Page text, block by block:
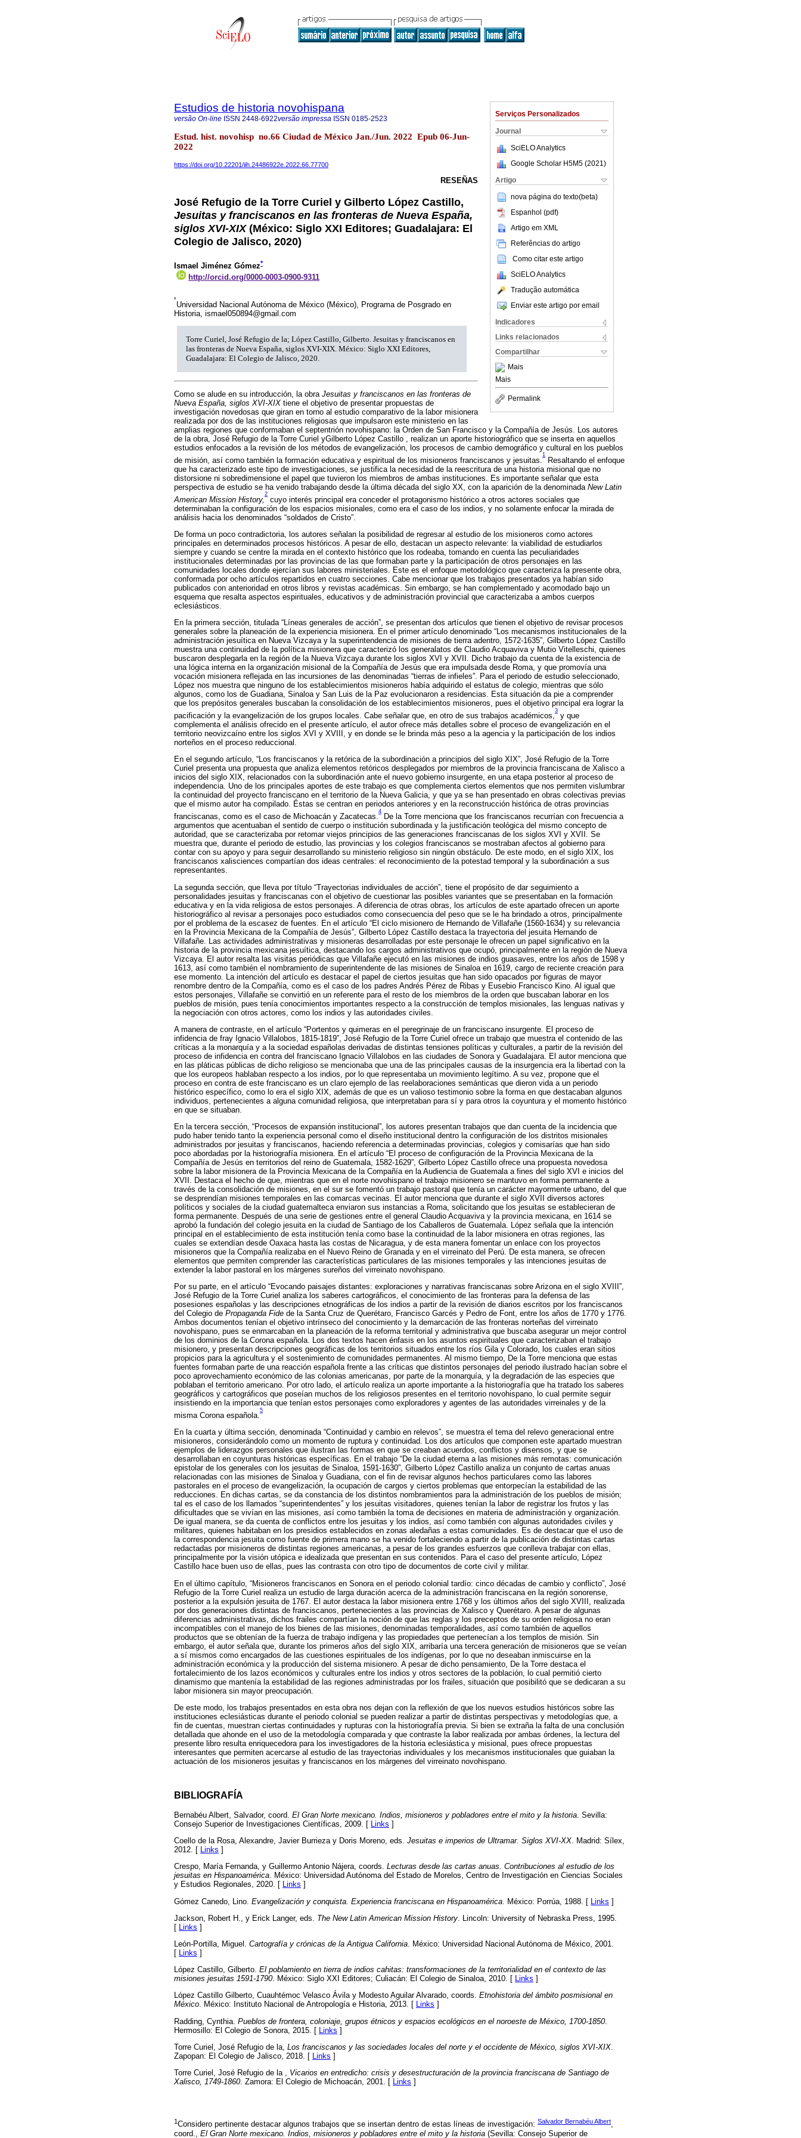
Serviços Personalizados
Journal
SciELO Analytics
Google Scholar H5M5 (2021 )
Artigo
nova página do texto(beta)
Espanhol (pdf)
Artigo em XML
Referências do artigo
Como citar este artigo
SciELO Analytics
Tradução automática
Enviar este artigo por email
Indicadores
Links relacionados
Compartilhar
Mais
Mais
Permalink
Estudios de historia novohispana
versão On-line ISSN 2448-6922versão impressa ISSN 0185-2523
Estud. hist. novohisp no.66 Ciudad de México Jan./Jun. 2022 Epub 06-Jun-
2022
https://doi.org/10.22201/iih.24486922e.2022.66.77700
RESEÑAS
José Refugio de la Torre Curiel y Gilberto López Castillo,
Jesuitas y franciscanos en las fronteras de Nueva España,
siglos XVI-XIX(México: Siglo XXI Editores; Guadalajara: El
Colegio de Jalisco, 2020)
Ismael Jiménez Gómez*
http://orcid.org/0000-0003-0900-9311
*
Universidad Nacional Autónoma de México (México), Programa de Posgrado en
Historia, ismael050894@gmail.com
Torre Curiel, José Refugio de la; López Castillo, Gilberto. Jesuitas y franciscanos en
las fronteras de Nueva España, siglos XVI-XIX. México: Siglo XXI Editores,
Guadalajara: El Colegio de Jalisco, 2020.
Como se alude en su introducción, la obra Jesuitas y franciscanos en las fronteras de
Nueva España, siglos XVI-XIX tiene el objetivo de presentar propuestas de
investigación novedosas que giran en torno al estudio comparativo de la labor misionera
realizada por dos de las instituciones religiosas que impulsaron este ministerio en las
amplias regiones que conformaban el septentrión novohispano: la Orden de San Francisco y la Compañía de Jesús. Los autores
de la obra, José Refugio de la Torre Curiel yGilberto López Castillo , realizan un aporte historiográfico que se inserta en aquellos
estudios enfocados a la revisión de los métodos de evangelización, los procesos de cambio demográfico y cultural en los pueblos
de misión, así como también la formación educativa y espiritual de los misioneros franciscanos y jesuitas.
1
Resaltando el enfoque
que ha caracterizado este tipo de investigaciones, se justifica la necesidad de la reescritura de una historia misional que no
distorsione ni sobredimensione el papel que tuvieron los miembros de ambas instituciones. Es importante señalar que esta
perspectiva de estudio se ha venido trabajando desde la última década del siglo XX, con la aparición de la denominada New Latin
American Mission History,
2
cuyo interés principal era conceder el protagonismo histórico a otros actores sociales que
determinaban la configuración de los espacios misionales, como era el caso de los indios, y no solamente enfocar la mirada de
análisis hacia los denominados “soldados de Cristo”.
De forma un poco contradictoria, los autores señalan la posibilidad de regresar al estudio de los misioneros como actores
principales en determinados procesos históricos. A pesar de ello, destacan un aspecto relevante: la viabilidad de estudiarlos
siempre y cuando se centre la mirada en el contexto histórico que los rodeaba, tomando en cuenta las peculiaridades
institucionales determinadas por las provincias de las que formaban parte y la participación de otros personajes en las
comunidades locales donde ejercían sus labores ministeriales. Este es el enfoque metodológico que caracteriza la presente obra,
conformada por ocho artículos repartidos en cuatro secciones. Cabe mencionar que los trabajos presentados ya habían sido
publicados con anterioridad en otros libros y revistas académicas. Sin embargo, se han complementado y acomodado bajo un
esquema que resalta aspectos espirituales, educativos y de administración provincial que caracterizaba a ambos cuerpos
eclesiásticos.
En la primera sección, titulada “Líneas generales de acción”, se presentan dos artículos que tienen el objetivo de revisar procesos
generales sobre la planeación de la experiencia misionera. En el primer artículo denominado “Los mecanismos institucionales de la
administración jesuítica en Nueva Vizcaya y la superintendencia de misiones de tierra adentro, 1572-1635”, Gilberto López Castillo
muestra una continuidad de la política misionera que caracterizó los generalatos de Claudio Acquaviva y Mutio Vitelleschi, quienes
buscaron desplegarla en la región de la Nueva Vizcaya durante los siglos XVI y XVII. Dicho trabajo da cuenta de la existencia de
una lógica interna en la organización misional de la Compañía de Jesús que era impulsada desde Roma, y que promovía una
vocación misionera reflejada en las incursiones de las denominadas “tierras de infieles”. Para el periodo de estudio seleccionado,
López nos muestra que ninguno de los establecimientos misioneros había adquirido el estatus de colegio, mientras que sólo
algunos, como los de Guadiana, Sinaloa y San Luis de la Paz evolucionaron a residencias. Esta situación da pie a comprender
que los prepósitos generales buscaban la consolidación de los establecimientos misioneros, pues el objetivo principal era lograr la
pacificación y la evangelización de los grupos locales. Cabe señalar que, en otro de sus trabajos académicos,
3
y que
complementa el análisis ofrecido en el presente artículo, el autor ofrece más detalles sobre el proceso de evangelización en el
territorio neovizcaíno entre los siglos XVI y XVIII, y en donde se le brinda más peso a la agencia y la participación de los indios
norteños en el proceso reduccional.
En el segundo artículo, “Los franciscanos y la retórica de la subordinación a principios del siglo XIX”, José Refugio de la Torre
Curiel presenta una propuesta que analiza elementos retóricos desplegados por miembros de la provincia franciscana de Xalisco a
inicios del siglo XIX, relacionados con la subordinación ante el nuevo gobierno insurgente, en una etapa posterior al proceso de
independencia. Uno de los principales aportes de este trabajo es que complementa ciertos elementos que nos permiten vislumbrar
la continuidad del proyecto franciscano en el territorio de la Nueva Galicia, y que ya se han presentado en obras colectivas previas
que el mismo autor ha compilado. Éstas se centran en periodos anteriores y en la reconstrucción histórica de otras provincias
franciscanas, como es el caso de Michoacán y Zacatecas.
4
De la Torre menciona que los franciscanos recurrían con frecuencia a
argumentos que acentuaban el sentido de cuerpo o institución subordinada y la justificación teológica del mismo concepto de
autoridad, que se caracterizaba por retomar viejos principios de las generaciones franciscanas de los siglos XVI y XVII. Se
muestra que, durante el periodo de estudio, las provincias y los colegios franciscanos se mostraban afectos al gobierno para
contar con su apoyo y para seguir desarrollando su ministerio religioso sin ningún obstáculo. De este modo, en el siglo XIX, los
franciscanos xalisciences compartían dos ideas centrales: el reconocimiento de la potestad temporal y la subordinación a sus
representantes.
La segunda sección, que lleva por título “Trayectorias individuales de acción”, tiene el propósito de dar seguimiento a
personalidades jesuitas y franciscanas con el objetivo de cuestionar las posibles variantes que se presentaban en la formación
educativa y en la vida religiosa de estos personajes. A diferencia de otras obras, los artículos de este apartado ofrecen un aporte
historiográfico al revisar a personajes poco estudiados como consecuencia del peso que se le ha brindado a otros, principalmente
por el problema de la escasez de fuentes. En el artículo “El ciclo misionero de Hernando de Villafañe (1560-1634) y su relevancia
en la Provincia Mexicana de la Compañía de Jesús”, Gilberto López Castillo destaca la trayectoria del jesuita Hernando de
Villafañe. Las actividades administrativas y misioneras desarrolladas por este personaje le ofrecen un papel significativo en la
historia de la provincia mexicana jesuítica, destacando los cargos administrativos que ocupó, principalmente en la región de Nueva
Vizcaya. El autor resalta las visitas periódicas que Villafañe ejecutó en las misiones de indios guasaves, entre los años de 1598 y
1613, así como también el nombramiento de superintendente de las misiones de Sinaloa en 1619, cargo de reciente creación para
ese momento. La intención del artículo es destacar el papel de ciertos jesuitas que han sido opacados por figuras de mayor
renombre dentro de la Compañía, como es el caso de los padres Andrés Pérez de Ribas y Eusebio Francisco Kino. Al igual que
estos personajes, Villafañe se convirtió en un referente para el resto de los miembros de la orden que buscaban laborar en los
pueblos de misión, pues tenía conocimientos importantes respecto a la construcción de templos misionales, las lenguas nativas y
la negociación con otros actores, como los indios y las autoridades civiles.
A manera de contraste, en el artículo “Portentos y quimeras en el peregrinaje de un franciscano insurgente. El proceso de
infidencia de fray Ignacio Villalobos, 1815-1819”, José Refugio de la Torre Curiel ofrece un trabajo que muestra el contenido de las
críticas a la monarquía y a la sociedad españolas derivadas de distintas tensiones políticas y culturales, a partir de la revisión del
proceso de infidencia en contra del franciscano Ignacio Villalobos en las ciudades de Sonora y Guadalajara. El autor menciona que
en las pláticas públicas de dicho religioso se mencionaba que una de las principales causas de la insurgencia era la libertad con la
que los europeos hablaban respecto a los indios, por lo que representaba un movimiento legítimo. A su vez, propone que el
proceso en contra de este franciscano es un claro ejemplo de las reelaboraciones semánticas que dieron vida a un periodo
histórico específico, como lo era el siglo XIX, además de que es un valioso testimonio sobre la forma en que destacaban algunos
individuos, pertenecientes a alguna comunidad religiosa, que interpretaban para sí y para otros la coyuntura y el momento histórico
en que se situaban.
En la tercera sección, “Procesos de expansión institucional”, los autores presentan trabajos que dan cuenta de la incidencia que
pudo haber tenido tanto la experiencia personal como el diseño institucional dentro la configuración de los distritos misionales
administrados por jesuitas y franciscanos, haciendo referencia a determinadas provincias, colegios y comisarías que han sido
poco abordadas por la historiografía misionera. En el artículo “El proceso de configuración de la Provincia Mexicana de la
Compañía de Jesús en territorios del reino de Guatemala, 1582-1629”, Gilberto López Castillo ofrece una propuesta novedosa
sobre la labor misionera de la Provincia Mexicana de la Compañía en la Audiencia de Guatemala a fines del siglo XVI e inicios del
XVII. Destaca el hecho de que, mientras que en el norte novohispano el trabajo misionero se mantuvo en forma permanente a
través de la consolidación de misiones, en el sur se fomentó un trabajo pastoral que tenía un carácter mayormente urbano, del que
se desprendían misiones temporales en las comarcas vecinas. El autor menciona que durante el siglo XVII diversos actores
políticos y sociales de la ciudad guatemalteca enviaron sus instancias a Roma, solicitando que los jesuitas se establecieran de
forma permanente. Después de una serie de gestiones entre el general Claudio Acquaviva y la provincia mexicana, en 1614 se
aprobó la fundación del colegio jesuita en la ciudad de Santiago de los Caballeros de Guatemala. López señala que la intención
principal en el establecimiento de esta institución tenía como base la continuidad de la labor misionera en otras regiones, las
cuales se extendían desde Oaxaca hasta las costas de Nicaragua, y de esta manera fomentar un enlace con los proyectos
misioneros que la Compañía realizaba en el Nuevo Reino de Granada y en el virreinato del Perú. De esta manera, se ofrecen
elementos que permiten comprender las características particulares de las misiones temporales y las intenciones jesuitas de
extender la labor pastoral en los márgenes sureños del virreinato novohispano.
Por su parte, en el artículo “Evocando paisajes distantes: exploraciones y narrativas franciscanas sobre Arizona en el siglo XVIII”,
José Refugio de la Torre Curiel analiza los saberes cartográficos, el conocimiento de las fronteras para la defensa de las
posesiones españolas y las descripciones etnográficas de los indios a partir de la revisión de diarios escritos por los franciscanos
del Colegio de Propaganda Fide de la Santa Cruz de Querétaro, Francisco Garcés y Pedro de Font, entre los años de 1770 y 1776.
Ambos documentos tenían el objetivo intrínseco del conocimiento y la demarcación de las fronteras norteñas del virreinato
novohispano, pues se enmarcaban en la planeación de la reforma territorial y administrativa que buscaba asegurar un mejor control
de los dominios de la Corona española. Los dos textos hacen énfasis en los asuntos espirituales que caracterizaban el trabajo
misionero, y presentan descripciones geográficas de los territorios situados entre los ríos Gila y Colorado, los cuales eran sitios
propicios para la agricultura y el sostenimiento de comunidades permanentes. Al mismo tiempo, De la Torre menciona que estas
fuentes formaban parte de una reacción española frente a las críticas que distintos personajes del periodo ilustrado hacían sobre el
poco aprovechamiento económico de las colonias americanas, por parte de la monarquía, y la degradación de las especies que
poblaban el territorio americano. Por otro lado, el artículo realiza un aporte importante a la historiografía que ha tratado los saberes
geográficos y cartográficos que poseían muchos de los religiosos presentes en el territorio novohispano, lo cual permite seguir
insistiendo en la importancia que tenían estos personajes como exploradores y agentes de las autoridades virreinales y de la
misma Corona española.
5
En la cuarta y última sección, denominada “Continuidad y cambio en relevos”, se muestra el tema del relevo generacional entre
misioneros, considerándolo como un momento de ruptura y continuidad. Los dos artículos que componen este apartado muestran
ejemplos de liderazgos personales que ilustran las formas en que se creaban acuerdos, conflictos y disensos, y que se
desarrollaban en coyunturas históricas específicas. En el trabajo “De la ciudad eterna a las misiones más remotas: comunicación
epistolar de los generales con los jesuitas de Sinaloa, 1591-1630”, Gilberto López Castillo analiza un conjunto de cartas anuas
relacionadas con las misiones de Sinaloa y Guadiana, con el fin de revisar algunos hechos particulares como las labores
pastorales en el proceso de evangelización, la ocupación de cargos y ciertos problemas que entorpecían la estabilidad de las
reducciones. En dichas cartas, se da constancia de los distintos nombramientos para la administración de los pueblos de misión;
tal es el caso de los llamados “superintendentes” y los jesuitas visitadores, quienes tenían la labor de registrar los frutos y las
dificultades que se vivían en las misiones, así como también la toma de decisiones en materia de administración y organización.
De igual manera, se da cuenta de conflictos entre los jesuitas y los indios, así como también con algunas autoridades civiles y
militares, quienes habitaban en los presidios establecidos en zonas aledañas a estas comunidades. Es de destacar que el uso de
la correspondencia jesuita como fuente de primera mano se ha venido fortaleciendo a partir de la publicación de distintas cartas
redactadas por misioneros de distintas regiones americanas, a pesar de los grandes esfuerzos que conlleva trabajar con ellas,
principalmente por la visión utópica e idealizada que presentan en sus contenidos. Para el caso del presente artículo, López
Castillo hace buen uso de ellas, pues las contrasta con otro tipo de documentos de corte civil y militar.
En el último capítulo, “Misioneros franciscanos en Sonora en el periodo colonial tardío: cinco décadas de cambio y conflicto”, José
Refugio de la Torre Curiel realiza un estudio de larga duración acerca de la administración franciscana en la región sonorense,
posterior a la expulsión jesuita de 1767. El autor destaca la labor misionera entre 1768 y los últimos años del siglo XVIII, realizada
por dos generaciones distintas de franciscanos, pertenecientes a las provincias de Xalisco y Querétaro. A pesar de algunas
diferencias administrativas, dichos frailes compartían la noción de que las reglas y los preceptos de su orden religiosa no eran
incompatibles con el manejo de los bienes de las misiones, denominadas temporalidades, así como también de aquellos
productos que se obtenían de la fuerza de trabajo indígena y las propiedades que pertenecían a los templos de misión. Sin
embargo, el autor señala que, durante los primeros años del siglo XIX, arribaría una tercera generación de misioneros que se veían
a sí mismos como encargados de las cuestiones espirituales de los indígenas, por lo que no deseaban inmiscuirse en la
administración económica y la producción del sistema misionero. A pesar de dicho pensamiento, De la Torre destaca el
fortalecimiento de los lazos económicos y culturales entre los indios y otros sectores de la población, lo cual permitió cierto
dinamismo que mantenía la estabilidad de las regiones administradas por los frailes, situación que posibilitó que se dedicaran a su
labor misionera sin mayor preocupación.
De este modo, los trabajos presentados en esta obra nos dejan con la reflexión de que los nuevos estudios históricos sobre las
instituciones eclesiásticas durante el periodo colonial se pueden realizar a partir de distintas perspectivas y metodologías que, a
fin de cuentas, muestran ciertas continuidades y rupturas con la historiografía previa. Si bien se extraña la falta de una conclusión
detallada que ahonde en el uso de la metodología comparada y que contraste la labor realizada por ambas órdenes, la lectura del
presente libro resulta enriquecedora para los investigadores de la historia eclesiástica y misional, pues ofrece propuestas
interesantes que permiten acercarse al estudio de las trayectorias individuales y los mecanismos institucionales que guiaban la
actuación de los misioneros jesuitas y franciscanos en los márgenes del virreinato novohispano.
BIBLIOGRAFÍA
Bernabéu Albert, Salvador, coord. El Gran Norte mexicano. Indios, misioneros y pobladores entre el mito y la historia. Sevilla:
Consejo Superior de Investigaciones Científicas, 2009. [ Links ]
Coello de la Rosa, Alexandre, Javier Burrieza y Doris Moreno, eds. Jesuitas e imperios de Ultramar. Siglos XVI-XX. Madrid: Sílex,
2012. [ Links ]
Crespo, María Fernanda, y Guillermo Antonio Nájera, coords. Lecturas desde las cartas anuas. Contribuciones al estudio de los
jesuitas en Hispanoamérica. México: Universidad Autónoma del Estado de Morelos, Centro de Investigación en Ciencias Sociales
y Estudios Regionales, 2020. [ Links ]
Gómez Canedo, Lino. Evangelización y conquista. Experiencia franciscana en Hispanoamérica . México: Porrúa, 1988. [ Links ]
Jackson, Robert H., y Erick Langer, eds. The New Latin American Mission History . Lincoln: University of Nebraska Press, 1995.
[
Links ]
León-Portilla, Miguel. Cartografía y crónicas de la Antigua California. México: Universidad Nacional Autónoma de México, 2001.
[ Links ]
López Castillo, Gilberto. El poblamiento en tierra de indios cahitas: transformaciones de la territorialidad en el contexto de las
misiones jesuitas 1591-1790. México: Siglo XXI Editores; Culiacán: El Colegio de Sinaloa, 2010. [ Links ]
López Castillo Gilberto, Cuauhtémoc Velasco Ávila y Modesto Aguilar Alvarado, coords. Etnohistoria del ámbito posmisional en
México. México: Instituto Nacional de Antropología e Historia, 2013. [ Links ]
Radding, Cynthia. Pueblos de frontera, coloniaje, grupos étnicos y espacios ecológicos en el noroeste de México, 1700-1850.
Hermosillo: El Colegio de Sonora, 2015. [ Links ]
Torre Curiel, José Refugio de la, Los franciscanos y las sociedades locales del norte y el occidente de México, siglos XVI-XIX
Zapopan: El Colegio de Jalisco, 2018. [
Links ]
Torre Curiel, José Refugio de la , Vicarios en entredicho: crisis y desestructuración de la provincia franciscana de Santiago de
Xalisco, 1749-1860. Zamora: El Colegio de Michoacán, 2001. [ Links ]
1Considero pertinente destacar algunos trabajos que se insertan dentro de estas líneas de investigación: Salvador Bernabéu Albert,
coord., El Gran Norte mexicano. Indios, misioneros y pobladores entre el mito y la historia (Sevilla: Consejo Superior de